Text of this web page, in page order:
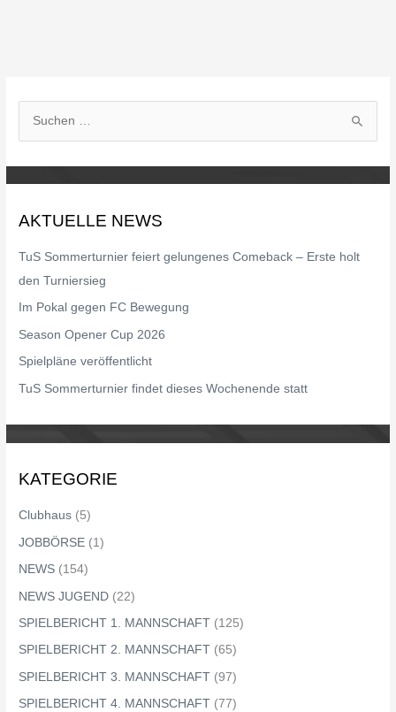
e
h
:
AKTUELLE NEWS
TuS Sommerturnier feiert gelungenes Comeback – Erste holt
den Turniersieg
Im Pokal gegen FC Bewegung
Season Opener Cup 2026
Spielpläne veröffentlicht
TuS Sommerturnier findet dieses Wochenende statt
KATEGORIE
Clubhaus (5)
JOBBÖRSE (1)
NEWS (154)
NEWS JUGEND (22)
SPIELBERICHT 1. MANNSCHAFT (125)
SPIELBERICHT 2. MANNSCHAFT (65)
SPIELBERICHT 3. MANNSCHAFT (97)
SPIELBERICHT 4. MANNSCHAFT (77)